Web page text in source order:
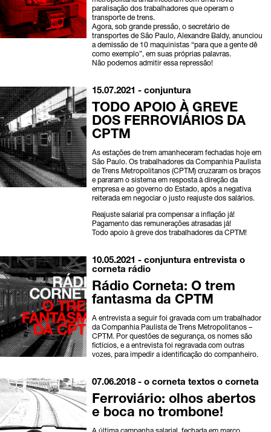
paralisação dos trabalhadores que operam o
transporte de trens.
Agora, sob grande pressão, o secretário de
transportes de São Paulo, Alexandre Baldy, anunciou
a demissão de 10 maquinistas “para que a gente dê
como exemplo”, em suas próprias palavras.
Não podemos admitir essa repressão!
15.07.2021 -conjuntura
TODO APOIO À GREVE
DOS FERROVIÁRIOS DA
CPTM
As estações de trem amanheceram fechadas hoje em
São Paulo. Os trabalhadores da Companhia Paulista
de Trens Metropolitanos (CPTM) cruzaram os braços
e pararam o sistema em resposta à direção da
empresa e ao governo do Estado, após a negativa
reiterada em negociar o justo reajuste dos salários.
Reajuste salarial pra compensar a inflação já!
Pagamento das remunerações atrasadas já!
Todo apoio à greve dos trabalhadores da CPTM!
10.05.2021 -conjuntura entrevista o
corneta rádio
Rádio Corneta: O trem
fantasma da CPTM
A entrevista a seguir foi gravada com um trabalhador
da Companhia Paulista de Trens Metropolitanos –
CPTM. Por questões de segurança, os nomes são
fictícios, e a entrevista foi regravada com outras
vozes, para impedir a identificação do companheiro.
07.06.2018 -o corneta textos o corneta
Ferroviário: olhos abertos
e boca no trombone!